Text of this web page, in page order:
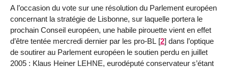
A l’occasion du vote sur une résolution du Parlement européen
concernant la stratégie de Lisbonne, sur laquelle portera le
prochain Conseil européen, une habile pirouette vient en effet
d’être tentée mercredi dernier par les pro-BL [2] dans l’optique
de soutirer au Parlement européen le soutien perdu en juillet
2005 : Klaus Heiner LEHNE, eurodéputé conservateur s’étant